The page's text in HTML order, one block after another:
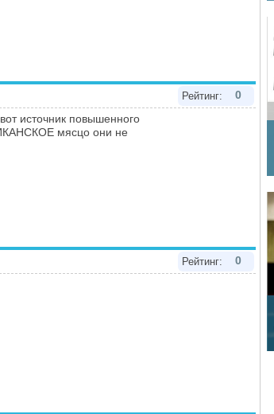
Рейтинг: 0
источник повышенного
мясцо они не
Рейтинг: 0